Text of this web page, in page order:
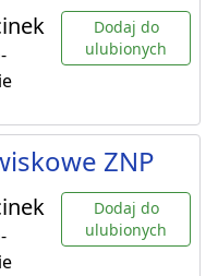
Dodaj do
ulubionych
ZNP
Dodaj do
ulubionych